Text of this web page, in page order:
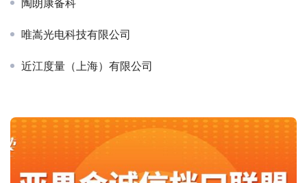
陶朗康备科
唯嵩光电科技有限公司
近江度量（上海）有限公司